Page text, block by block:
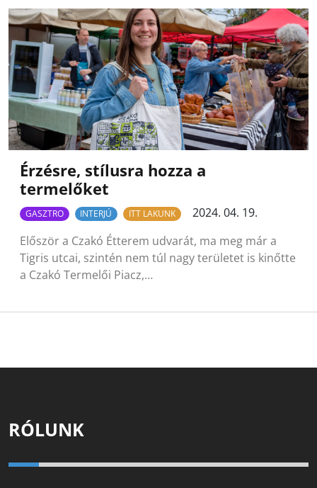
Érzésre, stílusra hozza a
termelőket
GASZTRO INTERJÚ ITT LAKUNK
2024. 04. 19.
Először a Czakó Étterem udvarát, ma meg már a
Tigris utcai, szintén nem túl nagy területet is kinőtte
a Czakó Termelői Piacz,…
RÓLUNK